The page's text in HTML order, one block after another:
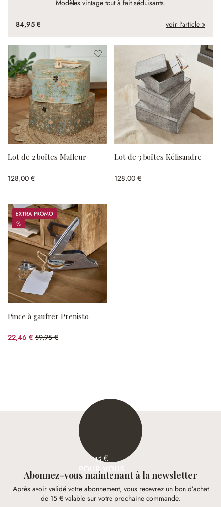
Modèles vintage tout à fait séduisants.
84,95 € voir l'article »
Lot de 2 boîtes Mafleur
128,00 €
Lot de 3 boîtes Kélisandre
128,00 €
Promos
%
%
Pince à gaufrer Prenisto
22,46 € 59,95 €
(62.54%spared)
15 €
POUR VOUS
Abonnez-vous maintenant à la newsletter
Après avoir validé votre abonnement, vous recevrez un bon d’achat
de 15 € valable sur votre prochaine commande.